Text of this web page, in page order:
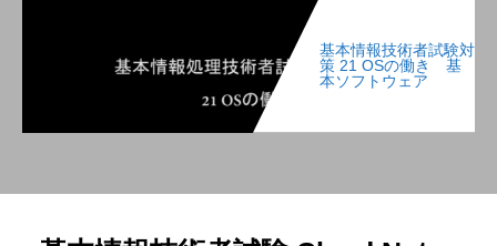
基本情報技術者試験対
策 21 OSの働き 基
本ソフトウェア